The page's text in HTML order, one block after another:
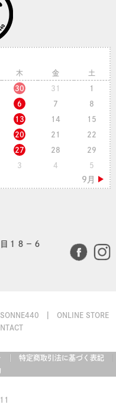
木 金 土
30 31 1
6 7 8
13 14 15
20 21 22
27 28 29
3 4 5
１８−６
SONNE440
ONLINE STORE
特定商取引法に基づく表記